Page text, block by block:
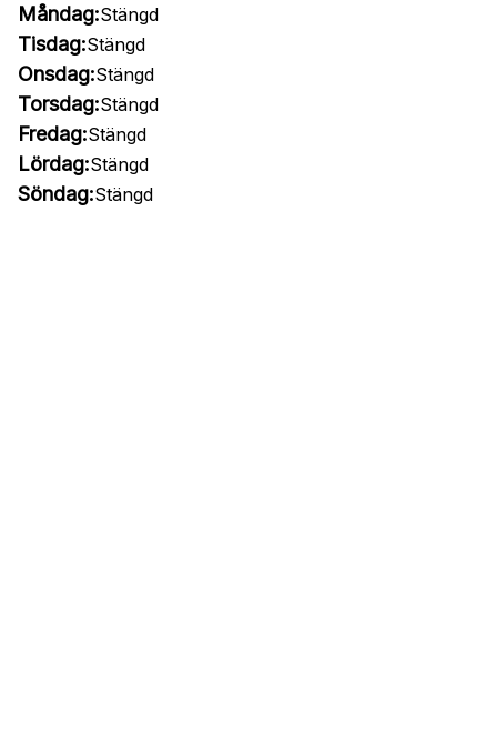
Måndag:Stängd
Tisdag:Stängd
Onsdag:Stängd
Torsdag:Stängd
Fredag:Stängd
Lördag:Stängd
Söndag:Stängd